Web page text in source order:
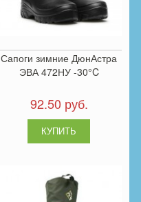
Сапоги зимние ДюнАстра
ЭВА 472НУ -30°C
92.50 руб.